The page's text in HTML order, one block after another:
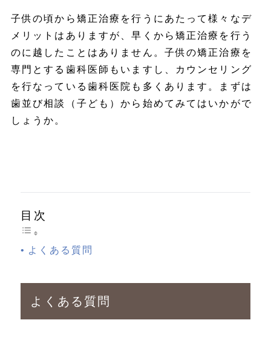
子供の頃から矯正治療を行うにあたって様々なデ
メリットはありますが、早くから矯正治療を行う
のに越したことはありません。子供の矯正治療を
専門とする歯科医師もいますし、カウンセリング
を行なっている歯科医院も多くあります。まずは
歯並び相談（子ども）から始めてみてはいかがで
しょうか。
目次
よくある質問
よくある質問